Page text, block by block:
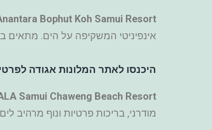
Bophut Koh Samui Resort
אינפיניטי המשקיפה על הים. מתאים
היכנסו לאתר המלונות אגודה
Samui Chaweng Beach Resort
מודרני, בריכות פרטיות ונוף מרהיב